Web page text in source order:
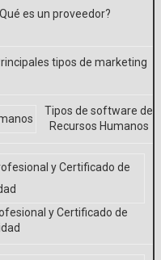
es un proveedor?
tipos de marketing
Tipos de software de
Recursos Humanos
y Certificado de